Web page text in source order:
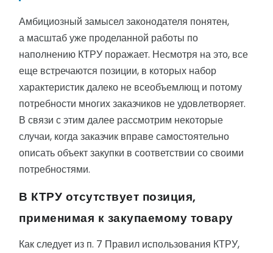
Амбициозный замысел законодателя понятен,
а масштаб уже проделанной работы по
наполнению КТРУ поражает. Несмотря на это, все
еще встречаются позиции, в которых набор
характеристик далеко не всеобъемлющ и потому
потребности многих заказчиков не удовлетворяет.
В связи с этим далее рассмотрим некоторые
случаи, когда заказчик вправе самостоятельно
описать объект закупки в соответствии со своими
потребностями.
В КТРУ отсутствует позиция,
применимая к закупаемому товару
Как следует из п. 7 Правил использования КТРУ,